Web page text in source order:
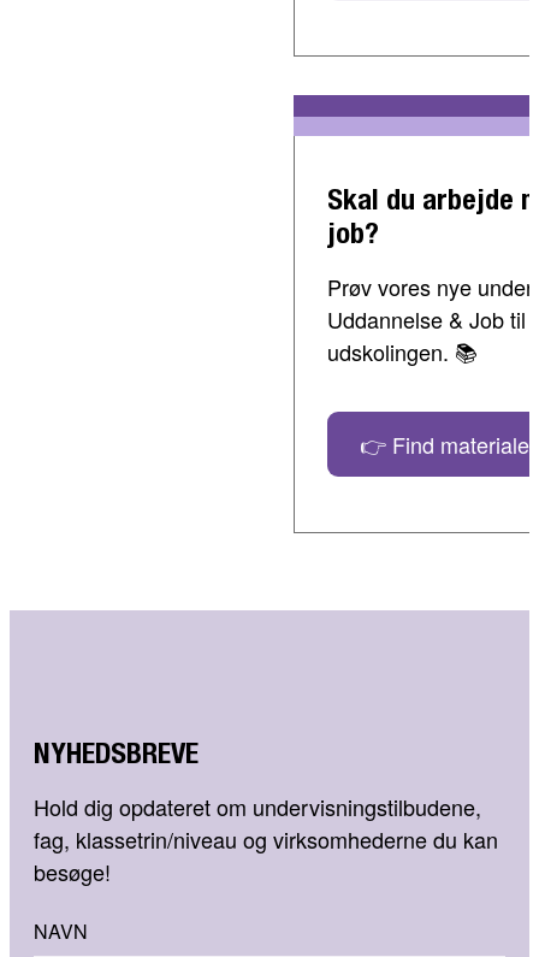
Skal du arbejde
job?
Prøv vores nye
Uddannelse & Job til
udskolingen. 📚
👉 Find
NYHEDSBREVE
Hold dig opdateret om undervisningstilbudene,
fag, klassetrin/niveau og virksomhederne du kan
besøge!
NAVN